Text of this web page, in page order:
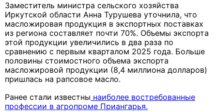
Заместитель министра сельского хозяйства
Иркутской области Анна Турушева уточнила, что
масложировая продукция в экспортных поставках
из региона составляет почти 70%. Объемы экспорта
этой продукции увеличились в два раза по
сравнению с первым кварталом 2025 года. Больше
половины стоимостного объема экспорта
масложировой продукции (8,4 миллиона долларов)
пришлась на рапсовое масло.
Ранее стали известны наиболее востребованные
профессии в агропроме Приангарья.